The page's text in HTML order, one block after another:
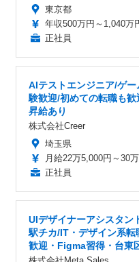
東京都
年収500万円～1,040万
正社員
AIテストエンジニア/ゲ
験歓迎/初めての転職も
昇給あり
株式会社Creer
埼玉県
月給22万5,000円～30
正社員
UIデザイナーアシスタン
駅チカ/IT・デザイン系転
歓迎・Figma習得・台東